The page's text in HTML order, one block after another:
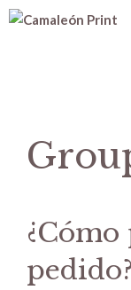
Saltar
pedido?